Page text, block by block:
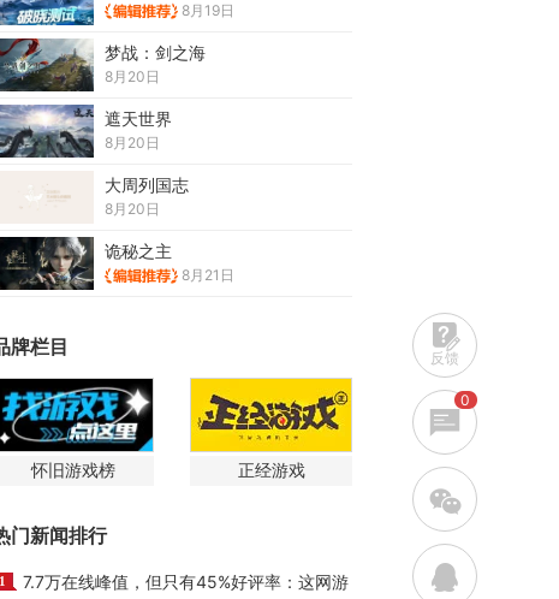
8月19日
梦战：剑之海
8月20日
遮天世界
8月20日
大周列国志
8月20日
诡秘之主
8月21日
牌栏目
怀旧游戏榜 正经游戏
门新闻排行
1
7.7万在线峰值，但只有45%好评率：这网游
反馈
0
w
q